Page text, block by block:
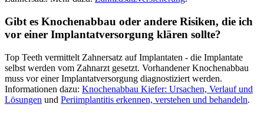
Gibt es Knochenabbau oder andere Risiken, die ich
vor einer Implantatversorgung klären sollte?
Top Teeth vermittelt Zahnersatz auf Implantaten - die Implantate
selbst werden vom Zahnarzt gesetzt. Vorhandener Knochenabbau
muss vor einer Implantatversorgung diagnostiziert werden.
Informationen dazu: Knochenabbau Kiefer: Ursachen, Verlauf und
Lösungen und Periimplantitis erkennen, verstehen und behandeln.